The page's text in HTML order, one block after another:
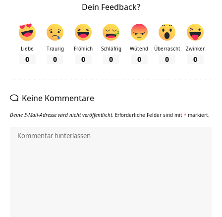
Dein Feedback?
Liebe
0
Traurig
0
Fröhlich
0
Schläfrig
0
Wütend
0
Überrascht
0
Zwinker
0
Keine Kommentare
Deine E-Mail-Adresse wird nicht veröffentlicht. Erforderliche Felder sind mit * markiert.